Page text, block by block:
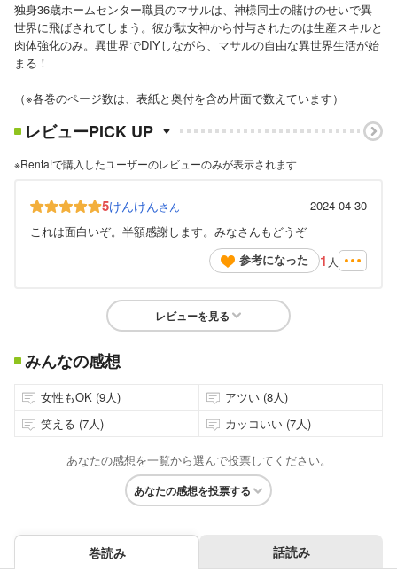
独身36歳ホームセンター職員のマサルは、神様同士の賭けのせいで異
世界に飛ばされてしまう。彼が駄女神から付与されたのは生産スキルと
肉体強化のみ。異世界でDIYしながら、マサルの自由な異世界生活が始
まる！
（※各巻のページ数は、表紙と奥付を含め片面で数えています）
レビューPICK UP
※Renta!で購入したユーザーのレビューのみが表示されます
5けんけんさん
2024-04-30
これは面白いぞ。半額感謝します。みなさんもどうぞ
参考になった
1 人
レビューを見る
みんなの感想
女性もOK (9人)
アツい (8人)
笑える (7人)
カッコいい (7人)
あなたの感想を一覧から選んで投票してください。
あなたの感想を投票する
巻読み 話読み